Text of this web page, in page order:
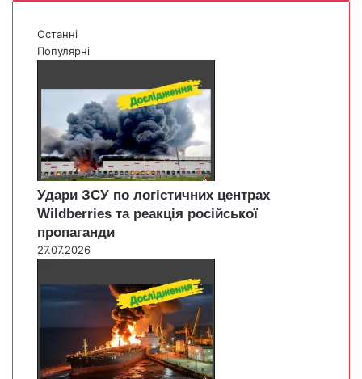
Останні
Популярні
Удари ЗСУ по логістичних центрах
Wildberries та реакція російської
пропаганди
27.07.2026